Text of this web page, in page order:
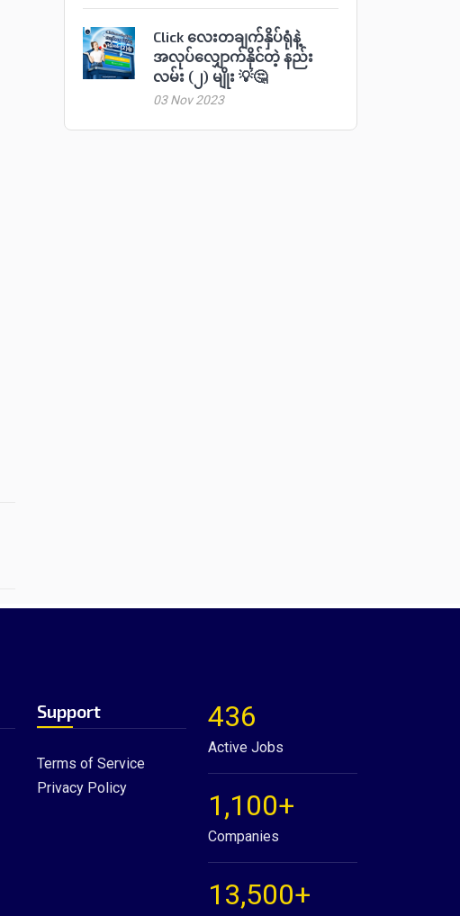
Click လေးတချက်နှိပ်ရုံနဲ့
အလုပ်လျှောက်နိုင်တဲ့ နည်း
လမ်း (၂) မျိုး 💡🤔
03 Nov 2023
Support
Terms of Service
Privacy Policy
436
Active Jobs
1,100+
Companies
13,500+